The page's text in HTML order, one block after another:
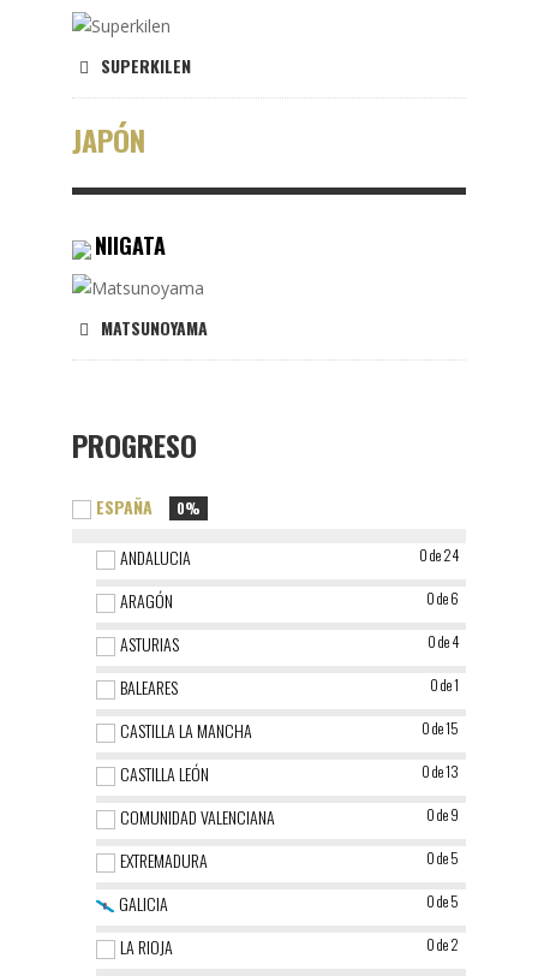
SUPERKILEN
JAPÓN
NIIGATA
MATSUNOYAMA
PROGRESO
ESPAÑA 0%
ANDALUCIA 0 de 24
ARAGÓN 0 de 6
ASTURIAS 0 de 4
BALEARES 0 de 1
CASTILLA LA MANCHA 0 de 15
CASTILLA LEÓN 0 de 13
COMUNIDAD VALENCIANA 0 de 9
EXTREMADURA 0 de 5
GALICIA 0 de 5
LA RIOJA 0 de 2